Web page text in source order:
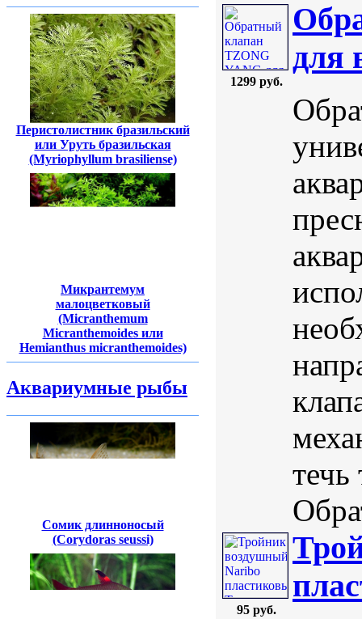
Перистолистник бразильский
или Уруть бразильская
(Myriophyllum brasiliense)
Микрантемум
малоцветковый
(Micranthemum
Micranthemoides или
Hemianthus micranthemoides)
Аквариумные рыбы
Сомик длинноносый
(Corydoras seussi)
1299 руб.
для
течь
95 руб.